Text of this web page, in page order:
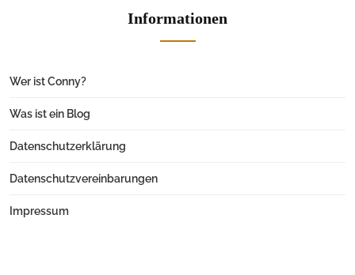
Informationen
Wer ist Conny?
Was ist ein Blog
Datenschutzerklärung
Datenschutzvereinbarungen
Impressum